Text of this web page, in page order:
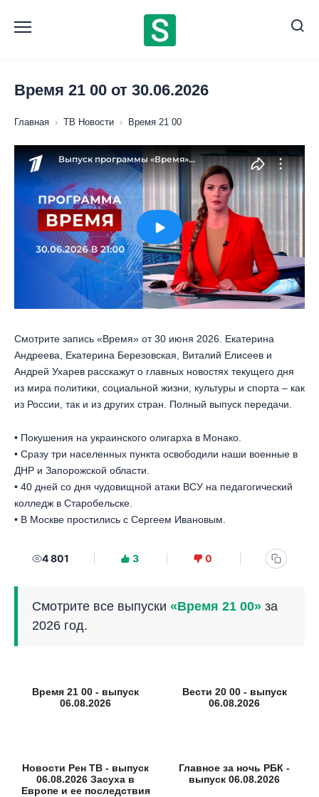
содержанию
Время 21 00 от 30.06.2026
Главная › ТВ Новости › Время 21 00
Смотрите запись «Время» от 30 июня 2026. Екатерина
Андреева, Екатерина Березовская, Виталий Елисеев и
Андрей Ухарев расскажут о главных новостях текущего дня
из мира политики, социальной жизни, культуры и спорта – как
из России, так и из других стран. Полный выпуск передачи.
• Покушения на украинского олигарха в Монако.
• Сразу три населенных пункта освободили наши военные в
ДНР и Запорожской области.
• 40 дней со дня чудовищной атаки ВСУ на педагогический
колледж в Старобельске.
• В Москве простились с Сергеем Ивановым.
4 801 3 0
Смотрите все выпуски «Время 21 00» за
2026 год.
Время 21 00 - выпуск
06.08.2026
Вести 20 00 - выпуск
06.08.2026
Новости Рен ТВ - выпуск
06.08.2026 Засуха в
Европе и ее последствия
Главное за ночь РБК -
выпуск 06.08.2026